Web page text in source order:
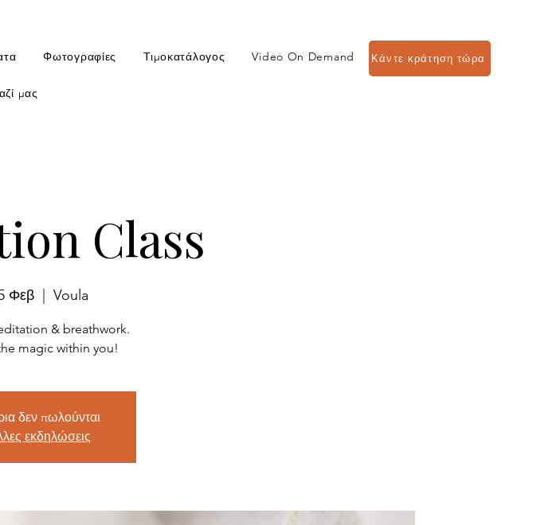
Φωτογραφίες Τιμοκατάλογος Video On Demand
μας
Κάντε κράτηση τώρα
Class
Φεβ
  |
Voula
& breathwork.
magic within you!
δεν πωλούνται
εκδηλώσεις